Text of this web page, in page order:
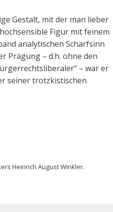
Gestalt, mit der man lieber
Figur mit feinem
analytischen Scharfsinn
Prägung – d.h. ohne den
– war er
seiner trotzkistischen
Heinrich August Winkler.